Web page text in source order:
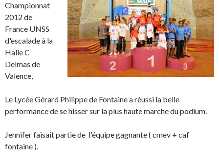
Championnat
2012 de
France UNSS
d'escalade à la
Halle C
Delmas de
Valence,
Le Lycée Gérard Philippe de Fontaine a réussi la belle
performance de se hisser sur la plus haute marche du podium.
Jennifer faisait partie de l'équipe gagnante ( cmev + caf
fontaine ).